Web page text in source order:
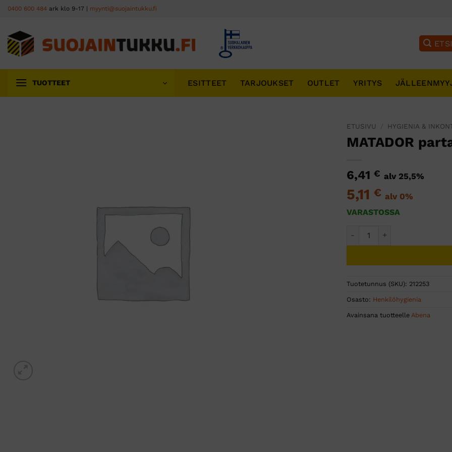
Skip
content
0400 600 484 ark klo 9-17 | myynti@suojaintukku.fi
TUOTTEET ESITTEET TARJOUKSET OUTLET YRITYS
ETUSIVU HYGIENIA &
MATADOR
6,41 € alv 25,5%
5,11 € alv 0%
VARASTOSSA
Tuotetunnus (SKU): 212253
Osasto: Henkilöhygienia
Avainsana tuotteelle Abena